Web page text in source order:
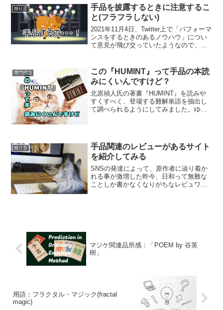
し情報をまとめておきましょう、という
話です。ゆきわたし、人...
独り言
手品を披露するときに注意するこ
と(フラフラしない)
2021年11月4日、Twitter上で「パフォーマ
ンスをするときのあるノウハウ」につい
て意見が飛び交っていたようなので、勝
われたら消す感じで・・・(ｶﾞｸｶﾞｸ)ど
ん...
専門用語
この『HUMINT』って手品の本読
みにくいんですけど？
北原禎人氏の著書『HUMINT』を読みや
すくすべく、登場する難解単語を抽出し
て調べられるようにしてみました。ゆき
独り言
手品関連のレビューがあるサイト
を紹介してみる
SNSの発達によって、原作者に辿り着か
れる事が激増した昨今、日和って無難な
ことしか書かなくなりがちなレビュワー
マジケ関連品所感：「POEM by 谷英
樹」
用語：フラクタル・マジック(fractal
magic)